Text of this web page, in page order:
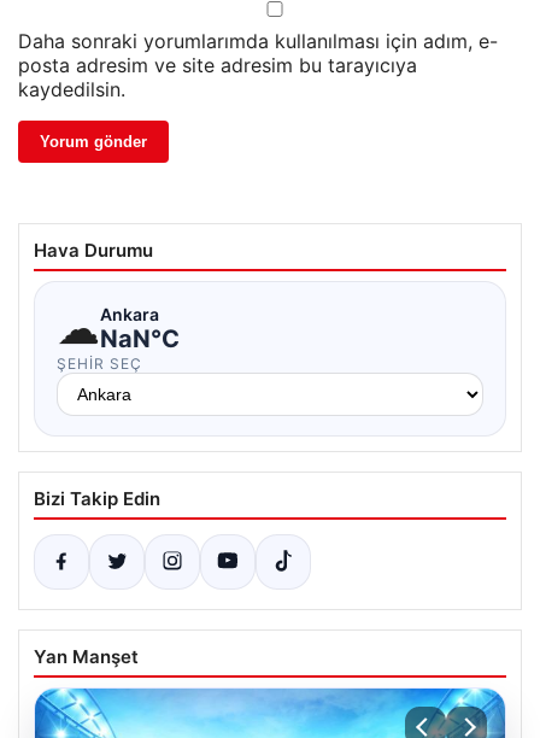
Daha sonraki yorumlarımda kullanılması için adım, e-
posta adresim ve site adresim bu tarayıcıya
kaydedilsin.
Hava Durumu
☁Ankara
NaN°C
ŞEHIR SEÇ
Bizi Takip Edin
Yan Manşet